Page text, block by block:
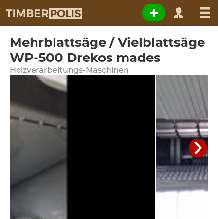
Mehrblattsäge / Vielblattsäge
WP-500 Drekos mades
Holzverarbeitungs-Maschinen